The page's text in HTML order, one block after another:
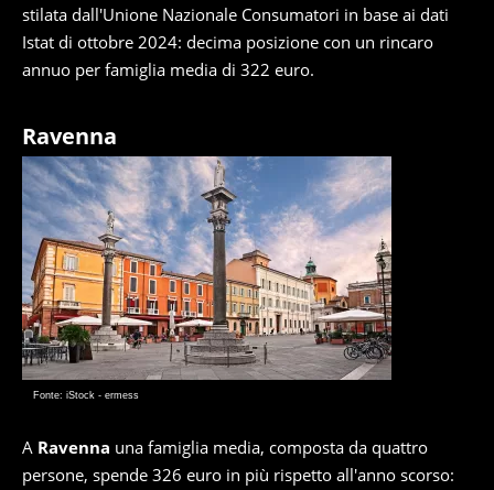
stilata dall'Unione Nazionale Consumatori in base ai dati
Istat di ottobre 2024: decima posizione con un rincaro
annuo per famiglia media di 322 euro.
Ravenna
Fonte: iStock - ermess
A Ravenna una famiglia media, composta da quattro
persone, spende 326 euro in più rispetto all'anno scorso: